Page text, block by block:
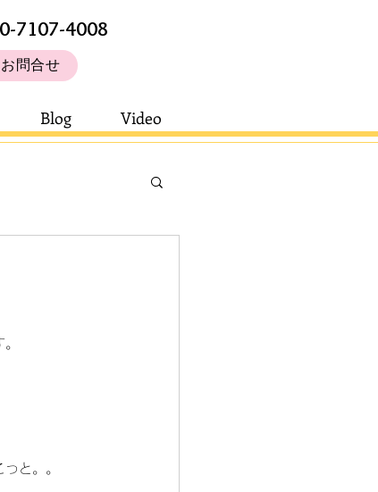
7107-4008
お問合せ
Blog Video
と。。